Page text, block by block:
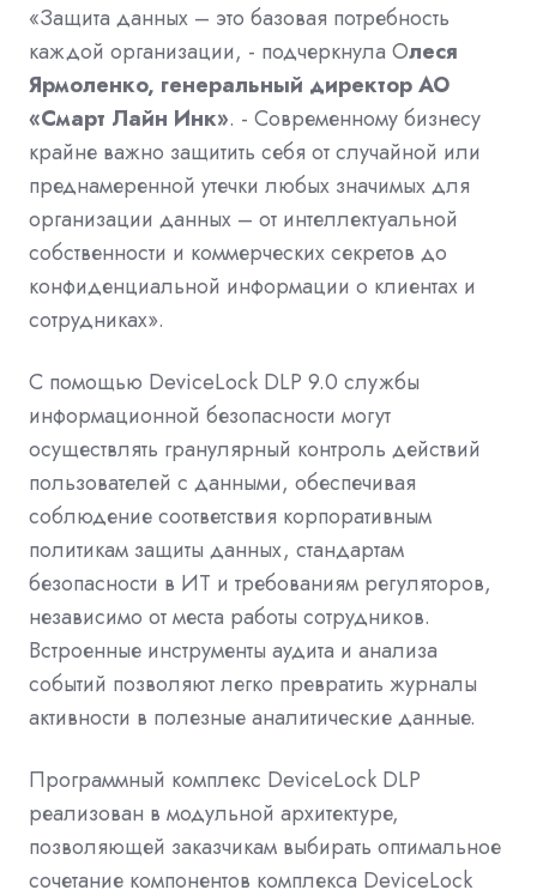
«Защита данных – это базовая потребность
каждой организации, - подчеркнула Олеся
Ярмоленко, генеральный директор АО
«Смарт Лайн Инк». - Современному бизнесу
крайне важно защитить себя от случайной или
преднамеренной утечки любых значимых для
организации данных – от интеллектуальной
собственности и коммерческих секретов до
конфиденциальной информации о клиентах и
сотрудниках».
С помощью DeviceLock DLP 9.0 службы
информационной безопасности могут
осуществлять гранулярный контроль действий
пользователей с данными, обеспечивая
соблюдение соответствия корпоративным
политикам защиты данных, стандартам
безопасности в ИТ и требованиям регуляторов,
независимо от места работы сотрудников.
Встроенные инструменты аудита и анализа
событий позволяют легко превратить журналы
активности в полезные аналитические данные.
Программный комплекс DeviceLock DLP
реализован в модульной архитектуре,
позволяющей заказчикам выбирать оптимальное
сочетание компонентов комплекса DeviceLock